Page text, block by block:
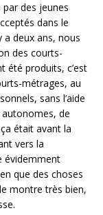
des jeunes
dans le
a deux ans, nous
des courts-
été produits, c’est
métrages, au
sans l’aide
autonomes, de
était avant la
vers la
évidemment
que des choses
montre très bien,